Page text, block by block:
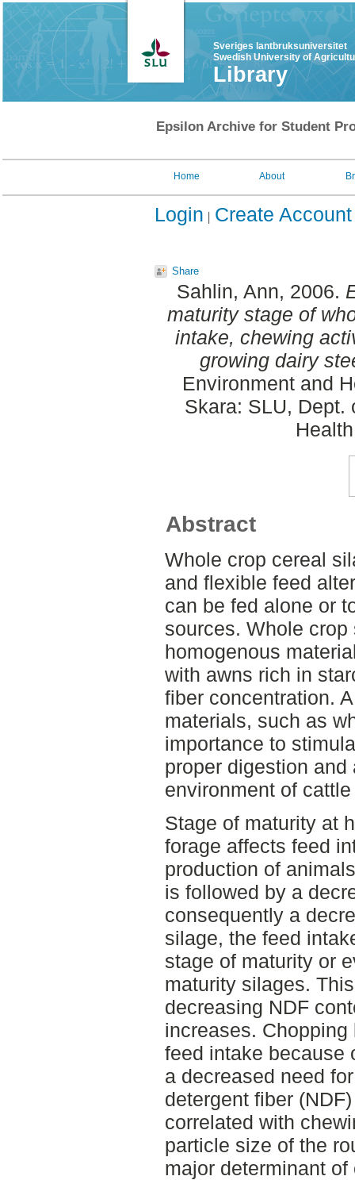
Sveriges lantbruksuniversitet
Swedish University of
Library
Epsilon Archive for Student
Home About
Login Create Account
Share
Sahlin, Ann, 2006.
maturity stage of
intake, chewing
growing dairy
Environment and
Skara: SLU, Dept.
Abstract
Whole crop cereal
and flexible feed
can be fed alone or
sources. Whole
homogenous
with awns rich in
fiber concentration.
materials, such as
importance to
proper digestion and
environment of
Stage of maturity at
forage affects feed
production of
is followed by a
consequently a
silage, the feed
stage of maturity or
maturity silages.
decreasing NDF
increases.
feed intake because
a decreased need
detergent fiber
correlated with
particle size of the
major determinant